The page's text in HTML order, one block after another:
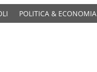
POLITICA & ECONOMIA